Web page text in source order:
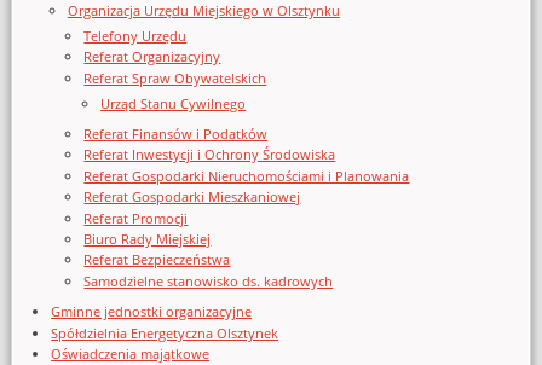
Organizacja Urzędu Miejskiego w Olsztynku
Telefony Urzędu
Referat Organizacyjny
Referat Spraw Obywatelskich
Urząd Stanu Cywilnego
Referat Finansów i Podatków
Referat Inwestycji i Ochrony Środowiska
Referat Gospodarki Nieruchomościami i Planowania
Referat Gospodarki Mieszkaniowej
Referat Promocji
Biuro Rady Miejskiej
Referat Bezpieczeństwa
Samodzielne stanowisko ds. kadrowych
Gminne jednostki organizacyjne
Spółdzielnia Energetyczna Olsztynek
Oświadczenia majątkowe